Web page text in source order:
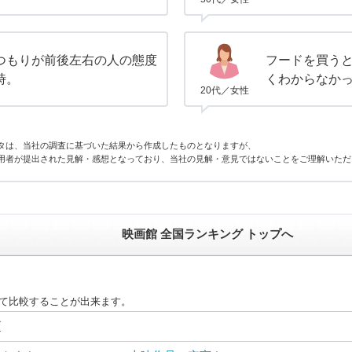
もりが前後左右の人の態度
20代／女性
フードを買う
くわからなか
、当社の調査に基づいた結果から作成したものとなりますが、
が提出された見解・感想となっており、当社の見解・意見ではないことをご理解いた
映画館 全国ランキング トップへ
比較することが出来ます。